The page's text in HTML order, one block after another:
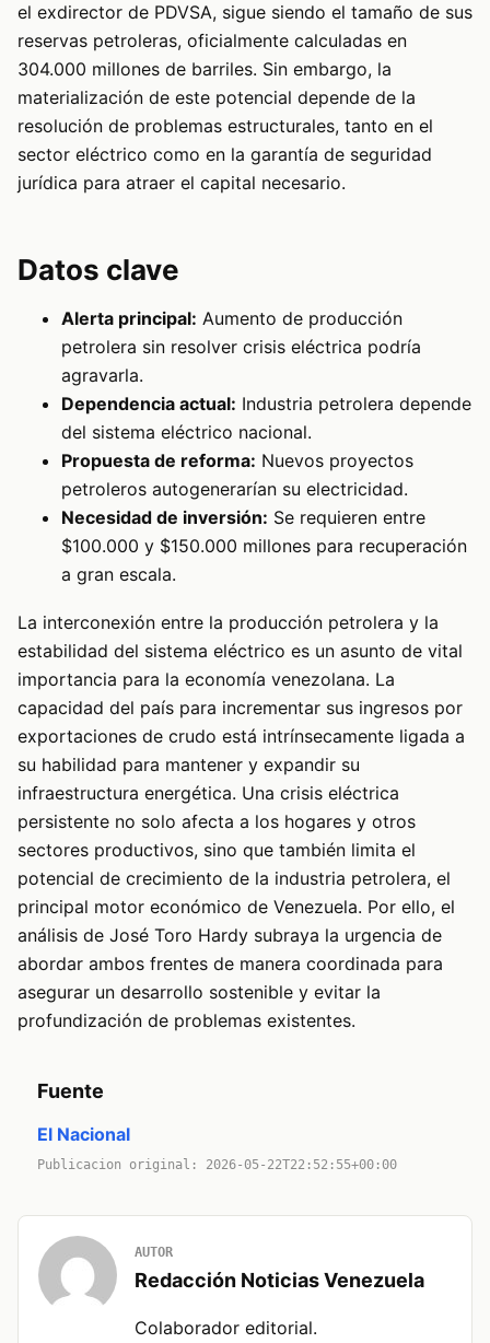
el exdirector de PDVSA, sigue siendo el tamaño de sus
reservas petroleras, oficialmente calculadas en
304.000 millones de barriles. Sin embargo, la
materialización de este potencial depende de la
resolución de problemas estructurales, tanto en el
sector eléctrico como en la garantía de seguridad
jurídica para atraer el capital necesario.
Datos clave
Alerta principal: Aumento de producción
petrolera sin resolver crisis eléctrica podría
agravarla.
Dependencia actual: Industria petrolera depende
del sistema eléctrico nacional.
Propuesta de reforma: Nuevos proyectos
petroleros autogenerarían su electricidad.
Necesidad de inversión: Se requieren entre
$100.000 y $150.000 millones para recuperación
a gran escala.
La interconexión entre la producción petrolera y la
estabilidad del sistema eléctrico es un asunto de vital
importancia para la economía venezolana. La
capacidad del país para incrementar sus ingresos por
exportaciones de crudo está intrínsecamente ligada a
su habilidad para mantener y expandir su
infraestructura energética. Una crisis eléctrica
persistente no solo afecta a los hogares y otros
sectores productivos, sino que también limita el
potencial de crecimiento de la industria petrolera, el
principal motor económico de Venezuela. Por ello, el
análisis de José Toro Hardy subraya la urgencia de
abordar ambos frentes de manera coordinada para
asegurar un desarrollo sostenible y evitar la
profundización de problemas existentes.
Fuente
El Nacional
Publicacion original: 2026-05-22T22:52:55+00:00
AUTOR
Redacción Noticias Venezuela
Colaborador editorial.